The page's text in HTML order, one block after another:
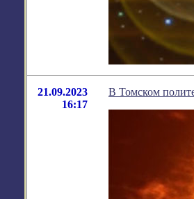
21.09.2023
16:17
В Томском